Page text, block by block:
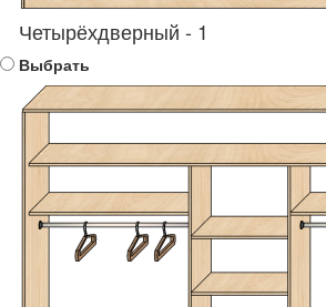
Четырёхдверный - 1
Выбрать